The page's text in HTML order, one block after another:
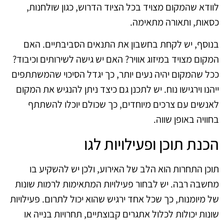
לוודא שהמקום מצויד בכל הציוד הדרוש, כגון שולחנות,
כסאות, ותאורה מתאימה.
בנוסף, יש לקחת בחשבון את התנאים הסביבתיים. האם
המקום מצויד במיזוג אוויר? האם יש גישה לשירותים וכיבוד?
ככל שהמקום יהיה נעים יותר, כך יגדל הסיכוי שהמשתתפים
ייהנו וירגישו נוח. יש לתכנן גם כיצד ניתן להנגיש את המקום
לאנשים עם צרכים מיוחדים, כך שכולם יוכלו להשתתף
בחוויה באופן שווה.
הכנת תוכן ופעילויות לגו
תוכן התחרות הוא הלב של האירוע, ולכן יש להשקיע בו
מחשבה רבה. יש לבחור פעילויות המתאימות לרמות שונות
של מיומנות, כך שכל אחד ירגיש שהוא יכול לתרום. פעילויות
שונות יכולות לכלול אתגרים קבוצתיים, תחרויות בנייה או